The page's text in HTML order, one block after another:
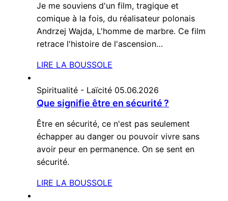
Je me souviens d'un film, tragique et
comique à la fois, du réalisateur polonais
Andrzej Wajda, L'homme de marbre. Ce film
retrace l'histoire de l'ascension…
LIRE LA BOUSSOLE
Spiritualité - Laïcité 05.06.2026
Que signifie être en sécurité ?
Être en sécurité, ce n'est pas seulement
échapper au danger ou pouvoir vivre sans
avoir peur en permanence. On se sent en
sécurité.
LIRE LA BOUSSOLE